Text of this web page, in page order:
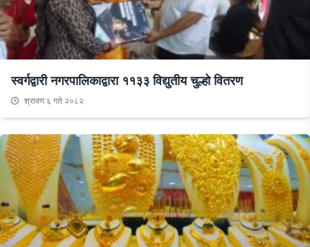
स्वर्गद्वारी नगरपालिकाद्वारा ११३३ विद्युतीय चुल्हो वितरण
श्रावण ६ गते २०८२